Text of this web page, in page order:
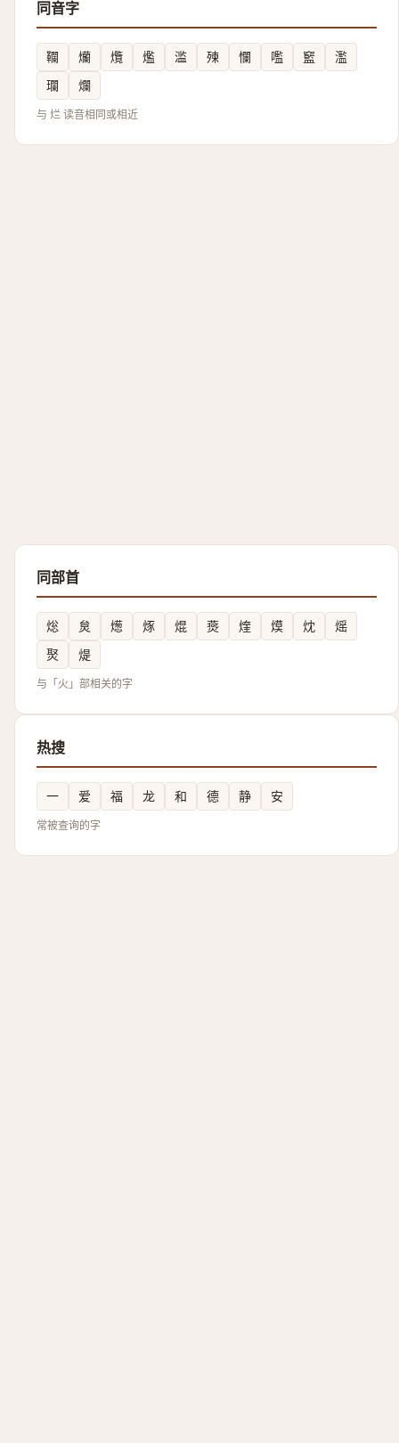
同音字
䪍 爤 爦 爁 滥 㱫 㦨 嚂 䆾
濫
瓓
爛
与 烂 读音相同或相近
同部首
焧 炱 燪 烼 焜 㷼 煃 㷬 㶩
熎
㷅
煶
与「火」部相关的字
热搜
一 爱 福 龙 和 德 静 安
常被查询的字